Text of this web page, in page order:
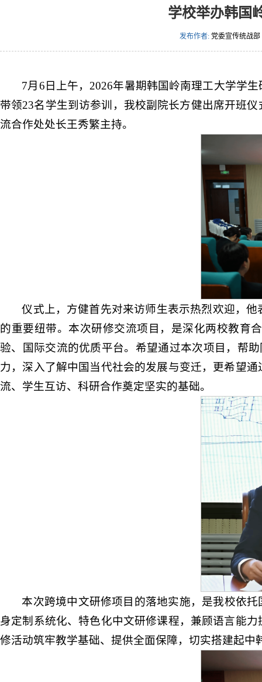
学校举办韩国
发布作者: 党委宣传统战部
7月6日上午，2026年暑期韩国岭南理工大学学
带领23名学生到访参训，我校副院长方健出席开班
流合作处处长王秀繁主持。
仪式上，方健首先对来访师生表示热烈欢迎，
的重要纽带。本次研修交流项目，是深化两校教育
验、国际交流的优质平台。希望通过本次项目，帮
力，深入了解中国当代社会的发展与变迁，更希望
流、学生互访、科研合作奠定坚实的基础。
本次跨境中文研修项目的落地实施，是我校依
身定制系统化、特色化中文研修课程，兼顾语言能
修活动筑牢教学基础、提供全面保障，切实搭建起